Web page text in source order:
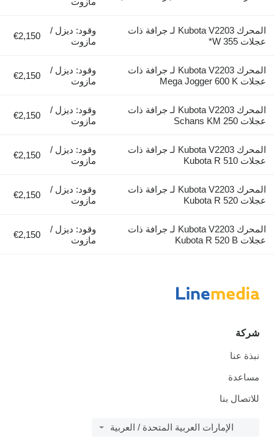
المحرك Kubota V2203 لـ جرافة ذات
عجلات W 355*
وقود: ديزل /
مازوت
€2,150
المحرك Kubota V2203 لـ جرافة ذات
عجلات Mega Jogger 600 K
وقود: ديزل /
مازوت
€2,150
المحرك Kubota V2203 لـ جرافة ذات
عجلات Schans KM 250
وقود: ديزل /
مازوت
€2,150
المحرك Kubota V2203 لـ جرافة ذات
عجلات Kubota R 510
وقود: ديزل /
مازوت
€2,150
المحرك Kubota V2203 لـ جرافة ذات
عجلات Kubota R 520
وقود: ديزل /
مازوت
€2,150
المحرك Kubota V2203 لـ جرافة ذات
عجلات Kubota R 520 B
وقود: ديزل /
مازوت
€2,150
شركة
نبذة عنا
مساعدة
للاتصال بنا
الإمارات العربية المتحدة / العربية